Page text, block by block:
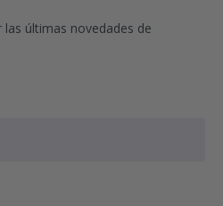
últimas novedades de